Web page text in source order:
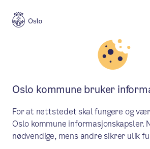
Saker behandlet i
Byrådet behandlet
leilighetsnormen i
Oslo kommune bruker
For at nettstedet skal fungere og
Oslo kommune informasjonskapsler.
nødvendige, mens andre sikrer ulik